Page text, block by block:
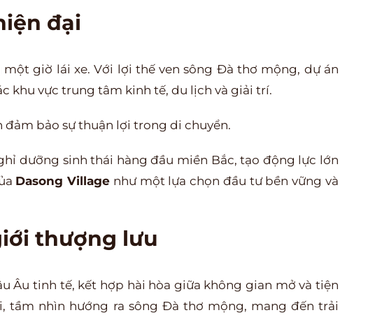
đại
giờ lái xe. Với lợi thế ven sông Đà thơ mộng, dự án
khu vực trung tâm kinh tế, du lịch và giải trí.
đảm bảo sự thuận lợi trong di chuyển.
dưỡng sinh thái hàng đầu miền Bắc, tạo động lực lớn
Dasong Village như một lựa chọn đầu tư bền vững và
thượng lưu
Âu tinh tế, kết hợp hài hòa giữa không gian mở và tiện
tầm nhìn hướng ra sông Đà thơ mộng, mang đến trải